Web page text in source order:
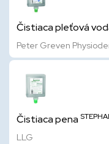
Čistiaca pleťová
Peter Greven
Čistiaca pena
LLG